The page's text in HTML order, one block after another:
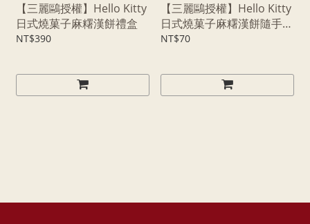
【三麗鷗授權】Hello Kitty
日式燒菓子麻糬漢餅禮盒
NT$390
【三麗鷗授權】Hello Kitty
日式燒菓子麻糬漢餅隨手盒
隨身盒 - 芋頭
NT$70